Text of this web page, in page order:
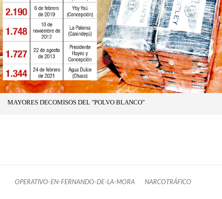
MAYORES DECOMISOS DEL "POLVO BLANCO"
OPERATIVO-EN-FERNANDO-DE-LA-MORA NARCOTRÁFICO